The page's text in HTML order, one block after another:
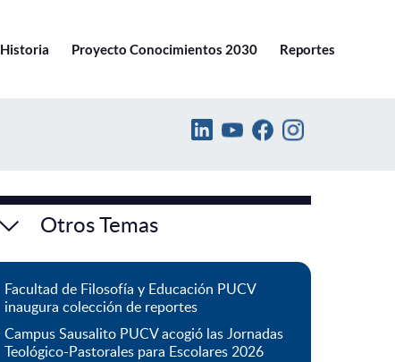
Historia Proyecto Conocimientos 2030 Reportes
Otros Temas
Facultad de Filosofía y Educación PUCV
inaugura colección de reportes
Campus Sausalito PUCV acogió las Jornadas
Teológico-Pastorales para Escolares 2026